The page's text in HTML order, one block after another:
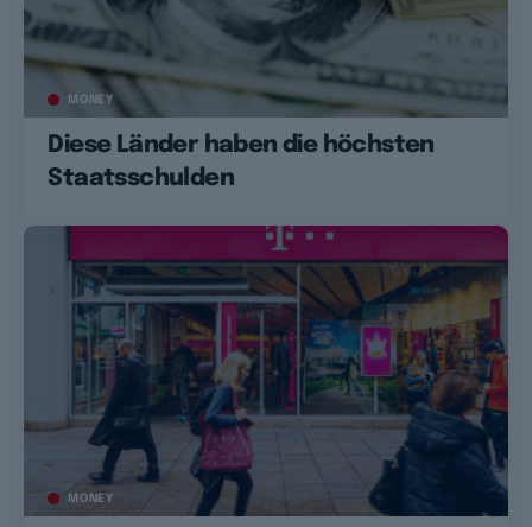
MONEY
Diese Länder haben die höchsten
Staatsschulden
MONEY